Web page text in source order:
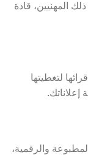
المهنيين، قادة
لتغطيتها
إعلاناتك.
والرقمية،